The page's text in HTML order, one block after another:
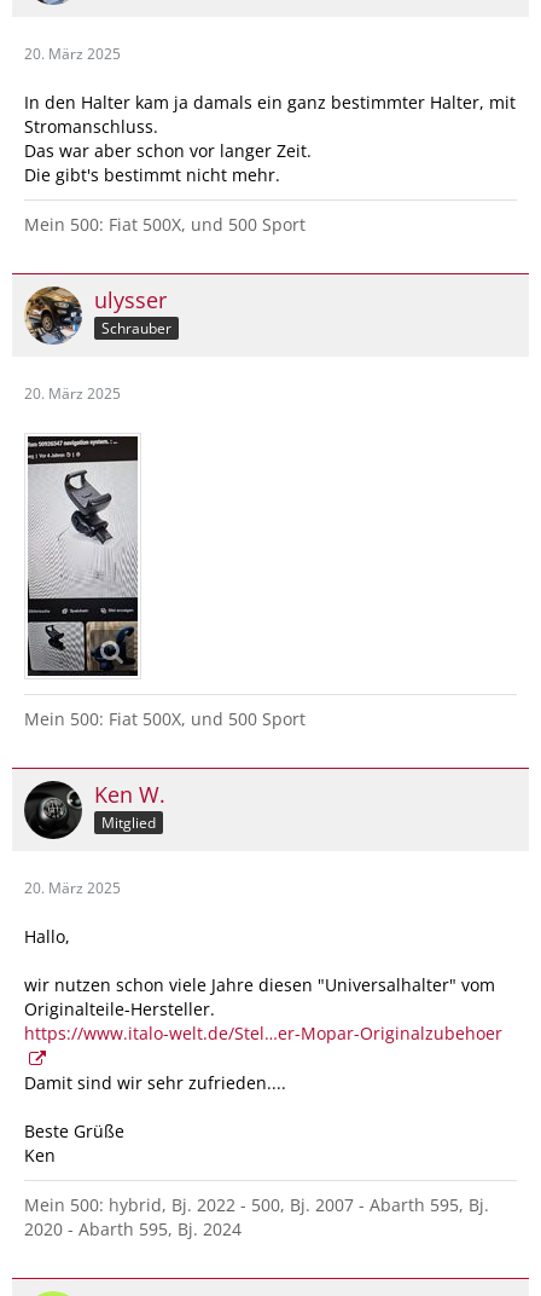
20. März 2025
In den Halter kam ja damals ein ganz bestimmter Halter, mit
Stromanschluss.
Das war aber schon vor langer Zeit.
Die gibt's bestimmt nicht mehr.
Mein 500: Fiat 500X, und 500 Sport
ulysser
Schrauber
20. März 2025
Mein 500: Fiat 500X, und 500 Sport
Ken W.
Mitglied
20. März 2025
Hallo,
wir nutzen schon viele Jahre diesen "Universalhalter" vom
Originalteile-Hersteller.
https://www.italo-welt.de/Stel…er-Mopar-Originalzubehoer
Damit sind wir sehr zufrieden....
Beste Grüße
Ken
Mein 500: hybrid, Bj. 2022 - 500, Bj. 2007 - Abarth 595, Bj.
2020 - Abarth 595, Bj. 2024